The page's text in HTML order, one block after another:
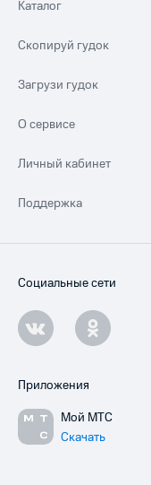
Каталог
Скопируй гудок
Загрузи гудок
О сервисе
Личный кабинет
Поддержка
Социальные сети
Приложения
Мой МТС
Скачать